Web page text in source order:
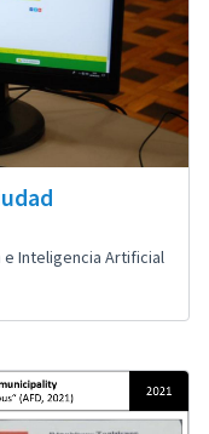
e Inteligencia Artificial